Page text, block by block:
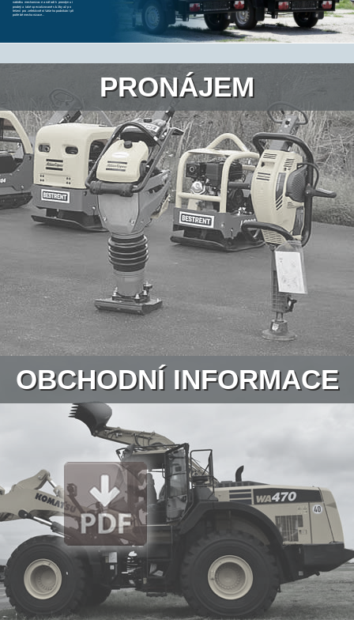
nabídku mechanizace a nářadí k pronájmu i
PRONÁJEM
OBCHODNÍ INFORMACE